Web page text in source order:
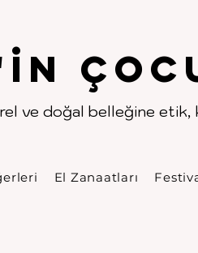
ve doğal belleğine etik,
.
El Zanaatları